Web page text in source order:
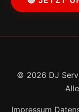
© 2026 DJ
Impressum